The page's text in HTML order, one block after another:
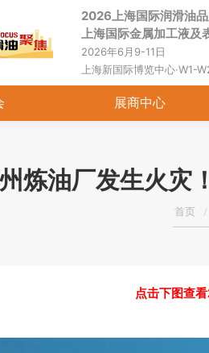
2026上海国际润滑油
上海国际金属加工液及
2026年6月9-11日
上海新国际博览中心·W1-
展商中心
炼油厂发生火灾
您在
首页
点击下图查
首页 关